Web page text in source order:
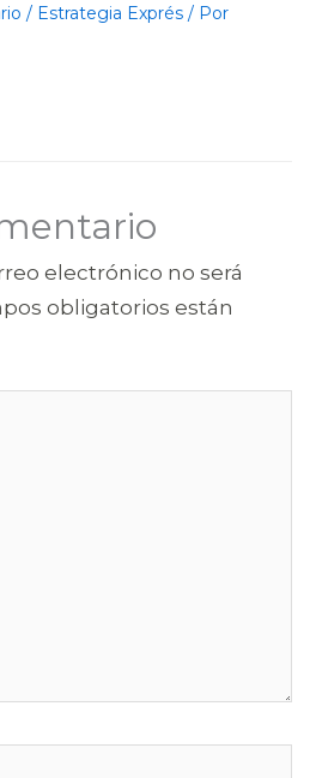
/ Estrategia Exprés/ Por
electrónico no será
obligatorios están